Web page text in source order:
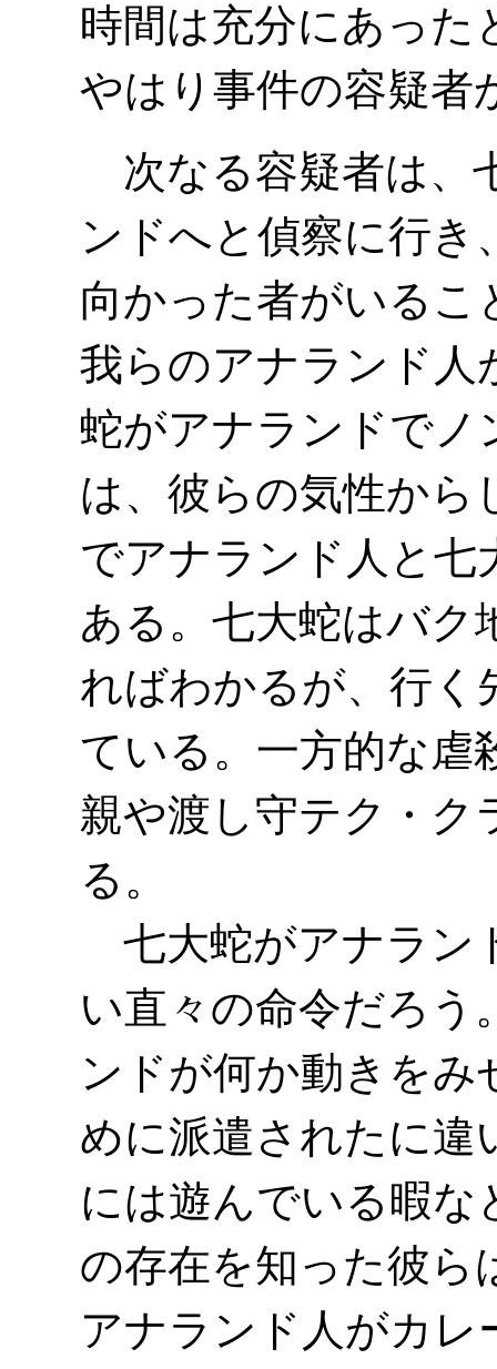
時間は充分にあった
やはり事件の容疑者
次なる容疑者は、
ンドへと偵察に行
向かった者がいるこ
我らのアナランド人
蛇がアナランドで
は、彼らの気性から
でアナランド人と七
ある。七大蛇はバク
ればわかるが、行く
ている。一方的な虐
親や渡し守テク・ク
る。
七大蛇がアナラン
い直々の命令だろう
ンドが何か動きを
めに派遣されたに違
には遊んでいる暇な
の存在を知った彼ら
アナランド人がカ